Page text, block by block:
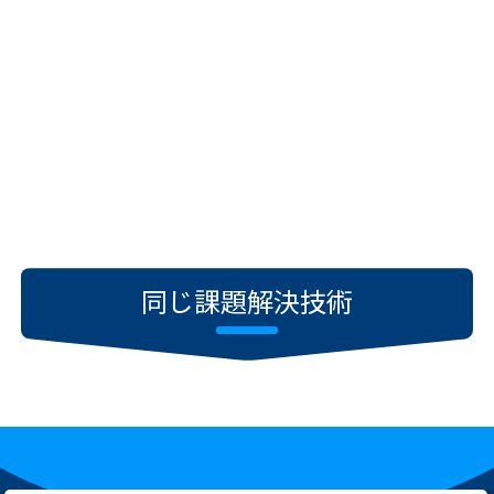
同じ課題解決技術